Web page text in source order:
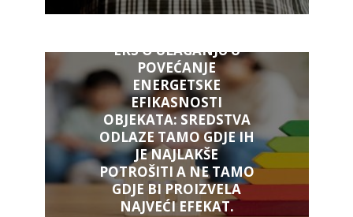
ERS O ULAGANJU U
POVEĆANJE
ENERGETSKE
EFIKASNOSTI
OBJEKATA: SREDSTVA
ODLAZE TAMO GDJE IH
JE NAJLAKŠE
POTROŠITI A NE TAMO
GDJE BI PROIZVELA
NAJVEĆI EFEKAT.